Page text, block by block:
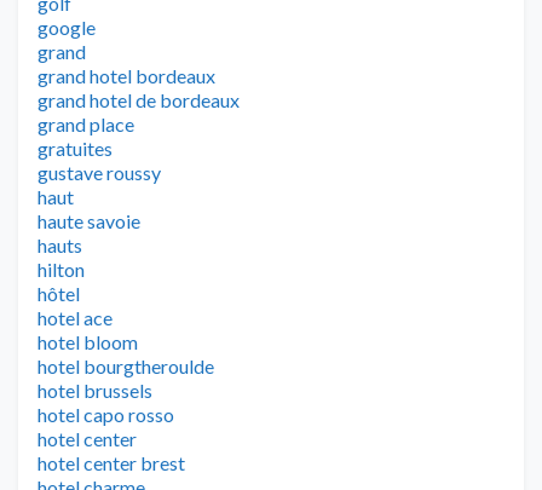
google
grand
grand hotel bordeaux
grand hotel de bordeaux
grand place
gratuites
gustave roussy
haut
haute savoie
hauts
hilton
hôtel
hotel ace
hotel bloom
hotel bourgtheroulde
hotel brussels
hotel capo rosso
hotel center
hotel center brest